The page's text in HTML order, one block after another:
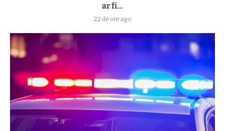
ar fi...
22 de ore ago